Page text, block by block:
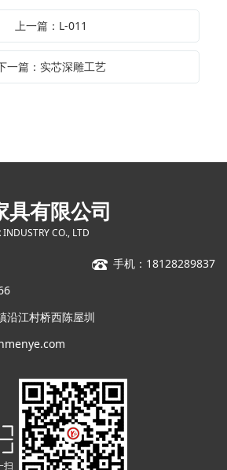
上一篇：L-011
一篇：实芯深雕工艺
具有限公司
CO., LTD
手机：18128289837
沿江村桥西陈屋圳
扫